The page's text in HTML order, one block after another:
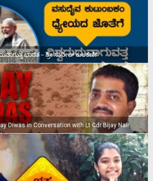
ಭಾರತ – ಶ್ರೀ ಸುನೀಲ್‌ ಕುಲಕರ್ಣಿ
Diwas in Conversation with Lt Cdr Bijay Nair